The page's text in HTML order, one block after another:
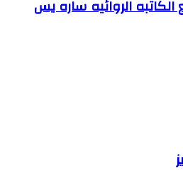
الروائيه ساره يس